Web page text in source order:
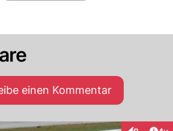
einen Kommentar